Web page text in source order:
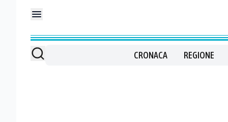
CRONACA REGIONE